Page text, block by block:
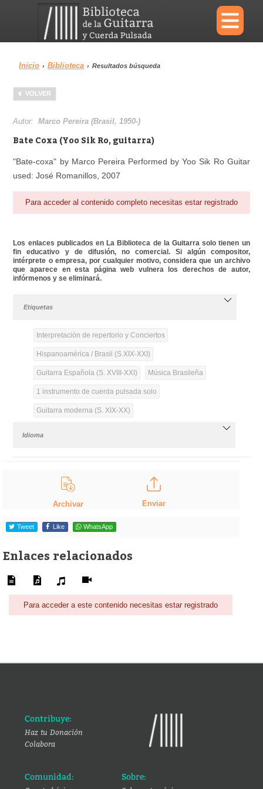
×
Menu
Biblioteca
Área personal
Inicio › Biblioteca › Resultados búsqueda
VOLVER
Autor:Marco Pereira (Brasil, 1950-)
Bate Coxa (Yoo Sik Ro, guitarra)
"Bate-coxa" by Marco Pereira Performed by Yoo Sik Ro Guitar
used: José Romanillos, 2007
Para acceder al contenido completo necesitas estar registrado
Los enlaces publicados en La Biblioteca de la Guitarra solo tienen un
fin educativo y de difusión, no comercial. Si algún compositor,
intérprete o empresa, por cualquier motivo, considera que un archivo
que aparece en esta página web vulnera los derechos de autor,
infórmenos y se eliminará.
Etiquetas
Interpretación de repertorio y Conciertos
Hispanoamérica / Brasil (S.XIX-XXI)
Guitarra Española (S. XVIII-XXI) Música Brasileña
1 instrumento de cuerda pulsada solo
Guitarra moderna (S. XIX-XX)
Idioma
Archivar Enviar
Tweet Like WhatsApp
Enlaces relacionados
Para acceder a este contenido necesitas estar registrado
Contribuye:
Haz tu Donación
Colabora
Comunidad: Sobre: